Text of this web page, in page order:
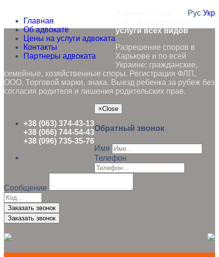
Главная
Об адвокате
Цены на услуги адвоката
Контакты
Партнеры адвоката
Рус Укр
услуги всех видов
Разрешение споров в
Харькове и по всей
Украине: гражданские,
семейные, хозяйственные споры. Регистрация ФЛП,
ООО, Торговой марки, знака. Выезд ребенка за рубеж без
согласия родителя и лишения родительских прав.
+38 (063) 374-43-13
+38 (066) 744-54-43
+38 (096) 735-35-76
×Close
Обратный звонок
Имя
Телефон
Сообщение
Заказать звонок